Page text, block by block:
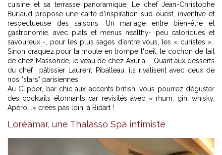
cuisine et sa terrasse panoramique. Le chef Jean-Christophe
Burlaud propose une carte d’inspiration sud-ouest, inventive et
respectueuse des saisons. Un mariage entre bien-être et
gastronomie, avec plats et menus healthy- peu caloriques et
savoureux -, pour les plus sages d’entre vous, les « curistes »..
Sinon craquez pour la moule en trompe l'oeil, le cochon de lait
de chez Massonde, le veau de chez Axuria... Quant aux desserts
du chef pâtissier Laurent Piballeau, ils rivalisent avec ceux de
nos "stars" parisiennes.
Au Clipper, bar chic aux accents british, vous pourrez déguster
des cocktails étonnants car revisités avec « rhum, gin, whisky,
Apérol..» créés pas loin, à Bidart !
Loréamar, une Thalasso Spa intimiste